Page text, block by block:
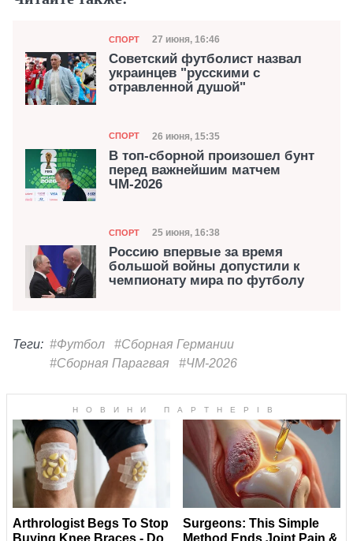
Категория
СПОРТ Дата публикации
27 июня, 16:46
Советский футболист назвал
украинцев "русскими с
отравленной душой"
Категория
СПОРТ Дата публикации
26 июня, 15:35
В топ-сборной произошел бунт
перед важнейшим матчем
ЧМ-2026
Категория
СПОРТ Дата публикации
25 июня, 16:38
Россию впервые за время
большой войны допустили к
чемпионату мира по футболу
Теги: #Футбол
#Сборная Германии
#Сборная Парагвая
#ЧМ-2026